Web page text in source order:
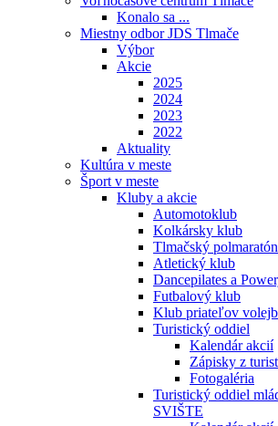
Konalo sa ...
Miestny odbor JDS Tlmače
Výbor
Akcie
2025
2024
2023
2022
Aktuality
Kultúra v meste
Šport v meste
Kluby a akcie
Automotoklub
Kolkársky klub
Tlmačský polmaratón
Atletický klub
Dancepilates a
Futbalový klub
Klub priateľov
Turistický oddiel
Kalendár akcií
Zápisky z
Fotogaléria
Turistický oddiel
SVIŠTE